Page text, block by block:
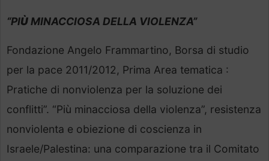
“PIÙMINACCIOSA DELLA VIOLENZA”
Fondazione Angelo Frammartino, Borsa di studio
per la pace 2011/2012, Prima Area tematica :
Pratiche di nonviolenza per la soluzione dei
conflitti”. “Più minacciosa della violenza”, resistenza
nonviolenta e obiezione di coscienza in
Israele/Palestina: una comparazione tra il Comitato